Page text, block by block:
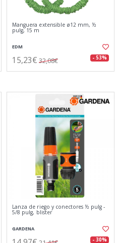
Manguera extensible ø12 mm, ½
pulg, 15 m
EDM
15,23€ 32,08€ - 53%
Lanza de riego y conectores ½ pulg -
5/8 pulg, blister
GARDENA
- 30%